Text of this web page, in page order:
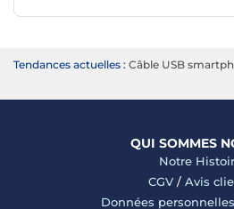
Tendances actuelles : Câble USB
QUI SOMMES
Notre
CGV/ Avis
Données personnelles